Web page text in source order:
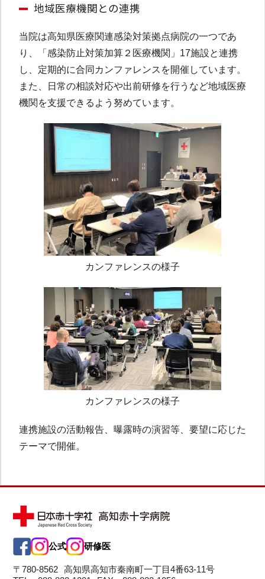
地域医療機関との連携
当院は高知県医療関連感染対策拠点病院の一つであ
り、「感染防止対策加算２医療機関」17施設と連携
し、定期的に合同カンファレンスを開催しています。
また、日常の相談対応や出前研修を行うなど地域医療
機関を支援できるよう努めています。
カンファレンスの様子
カンファレンスの様子
連携施設の活動報告、曝露時の演習等、要望に応じた
テーマで開催。
公式 研修医
〒780-8562
高知県高知市秦南町一丁目4番63-11号